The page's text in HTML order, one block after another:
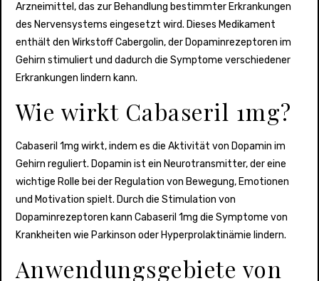
Arzneimittel, das zur Behandlung bestimmter Erkrankungen
des Nervensystems eingesetzt wird. Dieses Medikament
enthält den Wirkstoff Cabergolin, der Dopaminrezeptoren im
Gehirn stimuliert und dadurch die Symptome verschiedener
Erkrankungen lindern kann.
Wie wirkt Cabaseril 1mg?
Cabaseril 1mg wirkt, indem es die Aktivität von Dopamin im
Gehirn reguliert. Dopamin ist ein Neurotransmitter, der eine
wichtige Rolle bei der Regulation von Bewegung, Emotionen
und Motivation spielt. Durch die Stimulation von
Dopaminrezeptoren kann Cabaseril 1mg die Symptome von
Krankheiten wie Parkinson oder Hyperprolaktinämie lindern.
Anwendungsgebiete von